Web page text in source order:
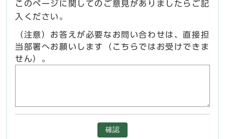
このページに関してのご意見がありましたらご記
入ください。
（注意）お答えが必要なお問い合わせは、直接担
当部署へお願いします（こちらではお受けできま
せん）。
確認